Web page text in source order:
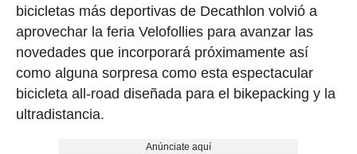
bicicletas más deportivas de Decathlon volvió a
aprovechar la feria Velofollies para avanzar las
novedades que incorporará próximamente así
como alguna sorpresa como esta espectacular
bicicleta all-road diseñada para el bikepacking y la
ultradistancia.
Anúnciate aquí